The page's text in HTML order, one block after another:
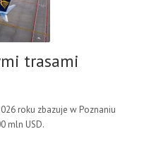
trasami
roku zbazuje w Poznaniu
mln USD.